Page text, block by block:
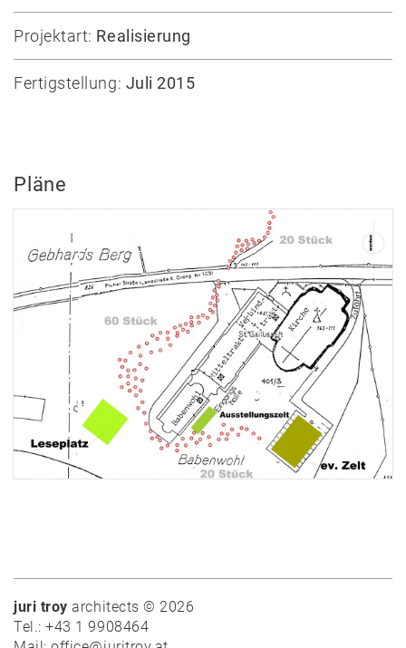
Alle
Juri
Team
Vorträge
Ausstellungen
Publikationen
Auszeichnungen
Modelle
Skizzenbücher
Hammerkollektion
Jobs
Projektart: Realisierung
Fertigstellung: Juli 2015
Pläne
juri troy architects © 2026
Tel.: +43 1 9908464